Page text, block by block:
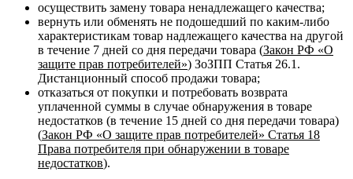
осуществить замену товара ненадлежащего качества;
вернуть или обменять не подошедший по каким-либо
характеристикам товар надлежащего качества на другой
в течение 7 дней со дня передачи товара (Закон РФ «О
защите прав потребителей») ЗоЗПП Статья 26.1.
Дистанционный способ продажи товара;
отказаться от покупки и потребовать возврата
уплаченной суммы в случае обнаружения в товаре
недостатков (в течение 15 дней со дня передачи товара)
(Закон РФ «О защите прав потребителей» Статья 18
Права потребителя при обнаружении в товаре
недостатков).